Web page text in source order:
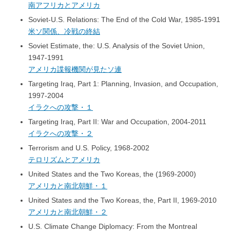
南アフリカとアメリカ
Soviet-U.S. Relations: The End of the Cold War, 1985-1991
米ソ関係、冷戦の終結
Soviet Estimate, the: U.S. Analysis of the Soviet Union,
1947-1991
アメリカ諜報機関が見たソ連
Targeting Iraq, Part 1: Planning, Invasion, and Occupation,
1997-2004
イラクへの攻撃・１
Targeting Iraq, Part II: War and Occupation, 2004-2011
イラクへの攻撃・２
Terrorism and U.S. Policy, 1968-2002
テロリズムとアメリカ
United States and the Two Koreas, the (1969-2000)
アメリカと南北朝鮮・１
United States and the Two Koreas, the, Part II, 1969-2010
アメリカと南北朝鮮・２
U.S. Climate Change Diplomacy: From the Montreal